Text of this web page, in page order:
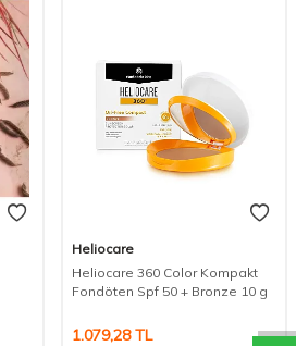
DESTEK
Heliocare
Heliocare 360 Color Kompakt
Fondöten Spf 50 + Bronze 10 g
1.079,28TL